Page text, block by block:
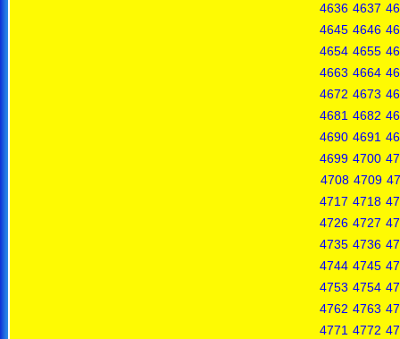
4636 4637
4645 4646
4654 4655
4663 4664
4672 4673
4681 4682
4690 4691
4699 4700
4708 4709
4717 4718
4726 4727
4735 4736
4744 4745
4753 4754
4762 4763
4771 4772